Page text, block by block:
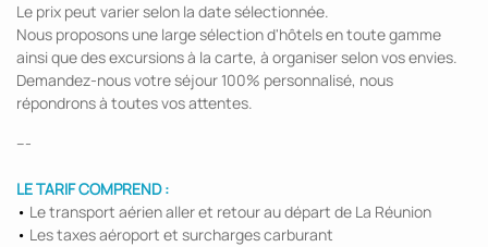
Le prix peut varier selon la date sélectionnée.
Nous proposons une large sélection d'hôtels en toute gamme
ainsi que des excursions à la carte, à organiser selon vos envies.
Demandez-nous votre séjour 100% personnalisé, nous
répondrons à toutes vos attentes.
---
LE TARIF COMPREND :
• Le transport aérien aller et retour au départ de La Réunion
• Les taxes aéroport et surcharges carburant